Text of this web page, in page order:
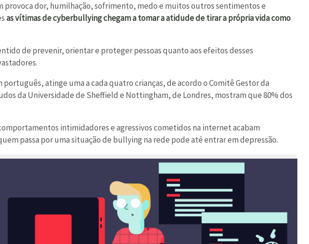
dor, humilhação, sofrimento, medo e muitos outros sentimentos e
as vítimas de cyberbullying chegam a tomar a atidude de tirar a própria vida como
de prevenir, orientar e proteger pessoas quanto aos efeitos desses
atinge uma a cada quatro crianças, de acordo o Comitê Gestor da
da Universidade de Sheffield e Nottingham, de Londres, mostram que 80% dos
intimidadores e agressivos cometidos na internet acabam
passa por uma situação de bullying na rede pode até entrar em depressão.